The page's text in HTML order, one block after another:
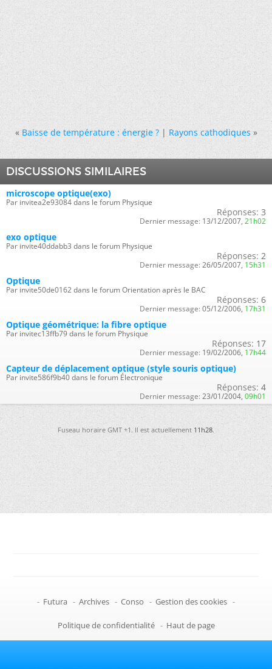
« Baisse de température : énergie ?|Rayons cathodiques »
DISCUSSIONS SIMILAIRES
microscope optique(exo)
Par invitea2e93084 dans le forum Physique
Réponses: 3
Dernier message: 13/12/2007, 21h02
exo optique
Par invite40ddabb3 dans le forum Physique
Réponses: 2
Dernier message: 26/05/2007, 15h31
Optique
Par invite50de0162 dans le forum Orientation après le BAC
Réponses: 6
Dernier message: 05/12/2006, 17h31
Optique géométrique: la fibre optique
Par invitec13ffb79 dans le forum Physique
Réponses: 17
Dernier message: 19/02/2006, 17h44
Capteur de déplacement optique (style souris optique)
Par invite586f9b40 dans le forum Électronique
Réponses: 4
Dernier message: 23/01/2004, 09h01
Fuseau horaire GMT +1. Il est actuellement11h28.
- Futura - Archives - Conso - Gestion des cookies -
Politique de confidentialité - Haut de page